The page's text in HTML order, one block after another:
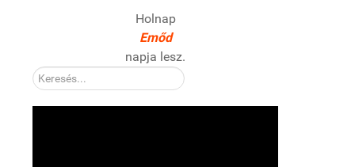
Holnap
Emőd
napja lesz.
Kereső: